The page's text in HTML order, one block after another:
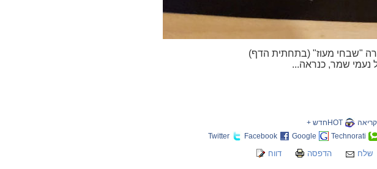
"שבחי מעוז" (בתחתית הדף)
נעמי שמר, כנראה...
HOTחדש +
Technorati
Google
Facebook
Twitter
שלח הדפסה דווח